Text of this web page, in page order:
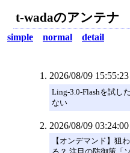
t-wadaのアンテナ
simple normal detail
2026/08/09 15:55:23
Ling-3.0-Flashを試し
ない
2026/08/09 03:24:00
【オンデマンド】狙